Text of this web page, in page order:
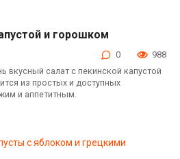
и горошком
0
988
вкусный салат с пекинской капустой
из простых и доступных
и аппетитным.